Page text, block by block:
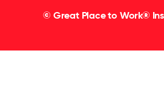
© Great Place to Work®